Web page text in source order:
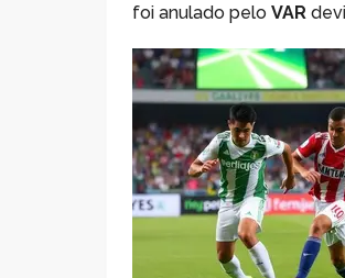
foi anulado peloVAR